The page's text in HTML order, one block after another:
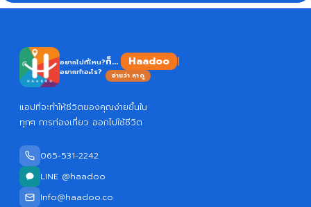
อยากไปที่ไหน?
อยากทำอะไร?
ก็... Haadoo
อ่านว่า หาดู
แอปที่จะทำให้ชีวิตของคุณง่ายขึ้นใน
ทุกๆ การท่องเที่ยว ออกไปใช้ชีวิต
065-531-2242
LINE @haadoo
Info@haadoo.co